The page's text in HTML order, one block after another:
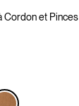
Cordon et Pinces